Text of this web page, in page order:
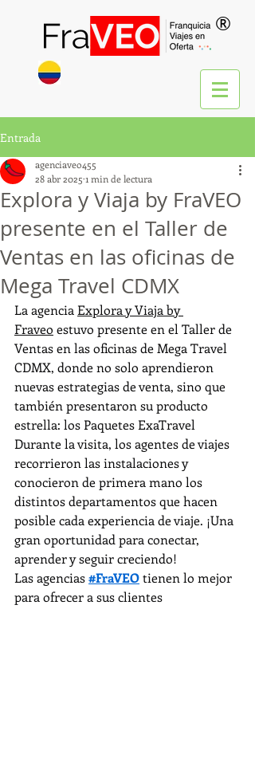
®
Entrada
Explora y Viaja by FraVEO
presente en el Taller de
Ventas en las oficinas de
Mega Travel CDMX
agenciaveo455
28 abr 2025 1 min de lectura
La agencia Explora y Viaja by
Fraveo estuvo presente en el Taller de
Ventas en las oficinas de Mega Travel
CDMX, donde no solo aprendieron
nuevas estrategias de venta, sino que
también presentaron su producto
estrella: los Paquetes ExaTravel
Durante la visita, los agentes de viajes
recorrieron las instalaciones y
conocieron de primera mano los
distintos departamentos que hacen
posible cada experiencia de viaje. ¡Una
gran oportunidad para conectar,
aprender y seguir creciendo!
Las agencias #FraVEO tienen lo mejor
para ofrecer a sus clientes